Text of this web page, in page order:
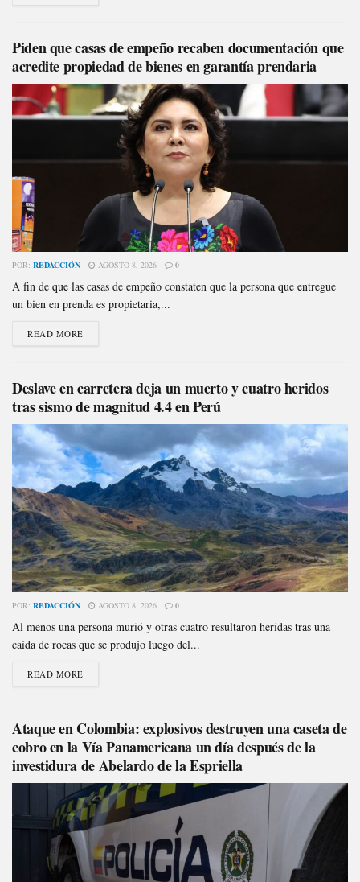
Piden que casas de empeño recaben documentación que
acredite propiedad de bienes en garantía prendaria
POR: REDACCIÓN AGOSTO 8, 2026 0
A fin de que las casas de empeño constaten que la persona que entregue
un bien en prenda es propietaria,...
READ MORE
Deslave en carretera deja un muerto y cuatro heridos
tras sismo de magnitud 4.4 en Perú
POR: REDACCIÓN AGOSTO 8, 2026 0
Al menos una persona murió y otras cuatro resultaron heridas tras una
caída de rocas que se produjo luego del...
READ MORE
Ataque en Colombia: explosivos destruyen una caseta de
cobro en la Vía Panamericana un día después de la
investidura de Abelardo de la Espriella